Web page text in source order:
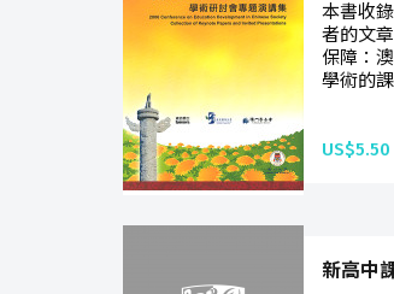
本書收
者的文
保障：
學術的
US$5.50
新高中